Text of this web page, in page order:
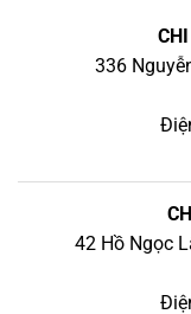
336
42 Hồ Ngọc